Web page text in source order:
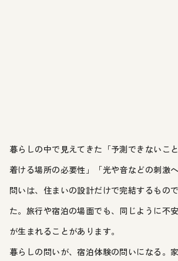
暮らしの中で見えてきた「予測できないこ
着ける場所の必要性」「光や音などの刺激
問いは、住まいの設計だけで完結するもの
た。旅行や宿泊の場面でも、同じように不
が生まれることがあります。
暮らしの問いが、宿泊体験の問いになる。